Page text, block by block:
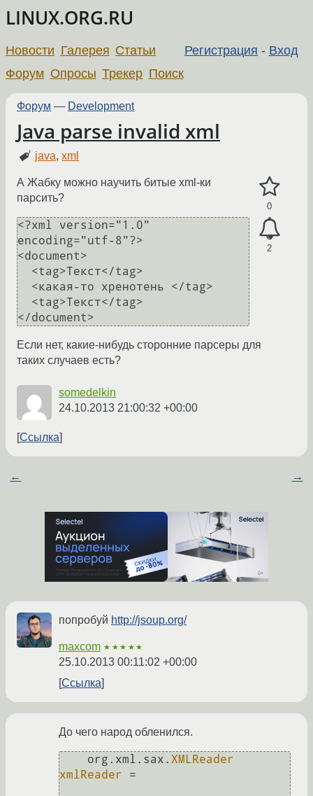
LINUX.ORG.RU
Регистрация - Вход
Новости Галерея Статьи
Форум Опросы Трекер Поиск
Форум — Development
Java parse invalid xml
java,xml
0
2
А Жабку можно научить битые xml-ки
парсить?
<?xml version="1.0"
encoding="utf-8"?>
<document>
Если нет, какие-нибудь сторонние парсеры для
таких случаев есть?
somedelkin
24.10.2013 21:00:32 +00:00
Ссылка
← →
попробуй http://jsoup.org/
maxcom ★★★★★
25.10.2013 00:11:02 +00:00
Ссылка
До чего народ обленился.
    org.xml.sax.
XMLReader
xmlReader
=